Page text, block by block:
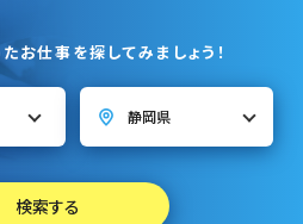
お仕事を探してみましょう！